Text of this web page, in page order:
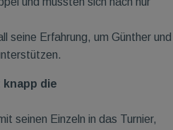
seine Erfahrung, um Günther und
die
seinen Einzeln in das Turnier,